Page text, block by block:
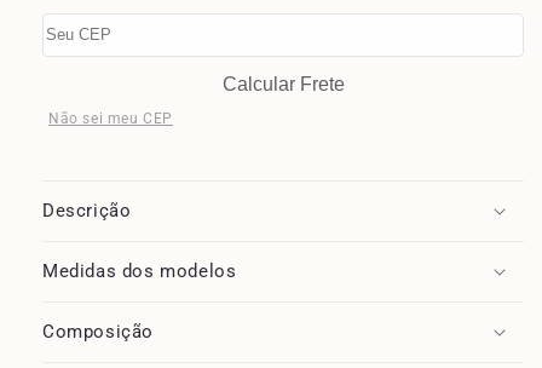
Calcular Frete
Não sei meu CEP
Descrição
Medidas dos modelos
Composição